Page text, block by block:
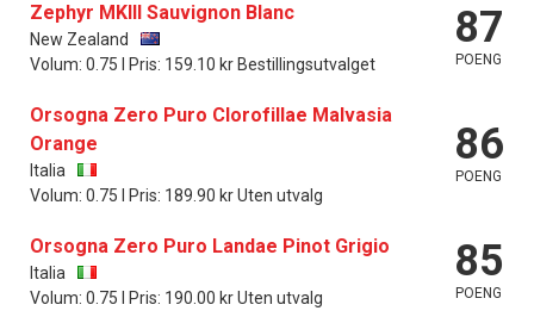
Zephyr MKIII Sauvignon Blanc
New Zealand
Volum: 0.75 l Pris: 159.10 kr Bestillingsutvalget
87
POENG
Orsogna Zero Puro Clorofillae Malvasia
Orange
Italia
Volum: 0.75 l Pris: 189.90 kr Uten utvalg
86
POENG
Orsogna Zero Puro Landae Pinot Grigio
Italia
Volum: 0.75 l Pris: 190.00 kr Uten utvalg
85
POENG